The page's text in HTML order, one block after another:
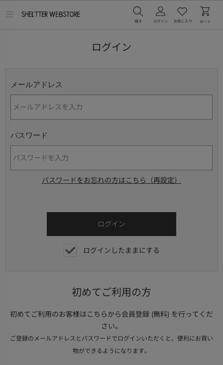
ログイン
メールアドレス
パスワード
パスワードをお忘れの方はこちら（再設定）
ログインしたままにする
初めてご利用の方
初めてご利用のお客様はこちらから会員登録 (無料) を行ってくだ
さい。
ご登録のメールアドレスとパスワードでログインいただくと、便利にお買い
物ができるようになります。